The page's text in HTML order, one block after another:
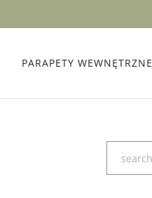
PARAPETY WEWNĘTRZNE